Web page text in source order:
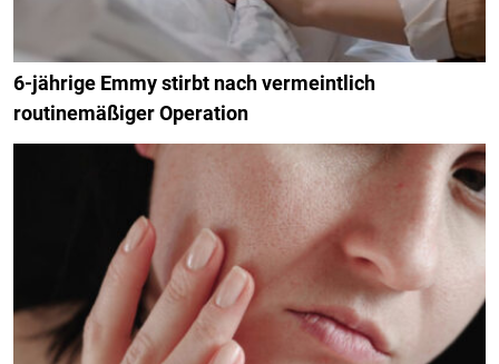
6-jährige Emmy stirbt nach vermeintlich
routinemäßiger Operation